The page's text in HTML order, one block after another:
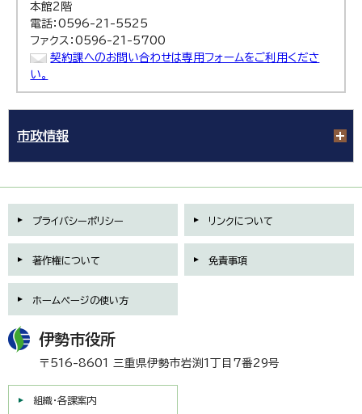
本館2階
電話：0596-21-5525
ファクス：0596-21-5700
契約課へのお問い合わせは専用フォームをご利用くださ
い。
市政情報
プライバシーポリシー リンクについて
著作権について 免責事項
ホームページの使い方
伊勢市役所
〒516-8601 三重県伊勢市岩渕1丁目7番29号
組織・各課案内